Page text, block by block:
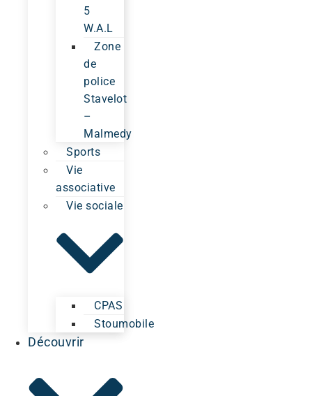
5
W.A.L
Zone
de
police
Stavelot
–
Malmedy
Sports
Vie
associative
Vie sociale
CPAS
Stoumobile
Découvrir